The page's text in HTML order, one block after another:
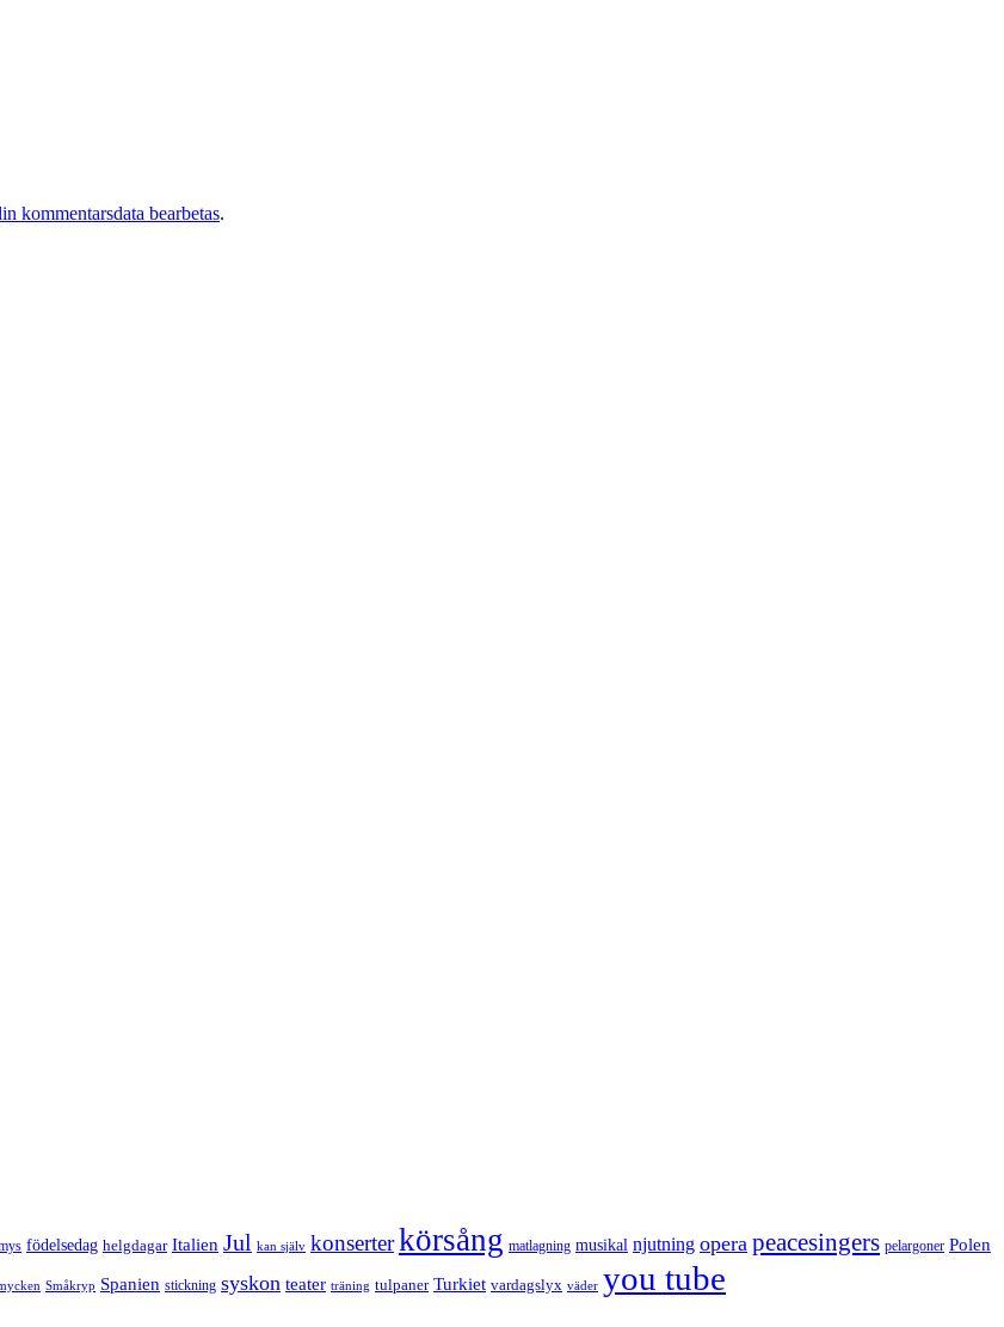
kommentarsdata bearbetas.
födelsedag helgdagar Italien Jul kan själv konserter körsång matlagning musikal njutning opera peacesingers pelargoner Polen
Småkryp Spanien stickning syskon teater träning tulpaner Turkiet vardagslyx väder you tube